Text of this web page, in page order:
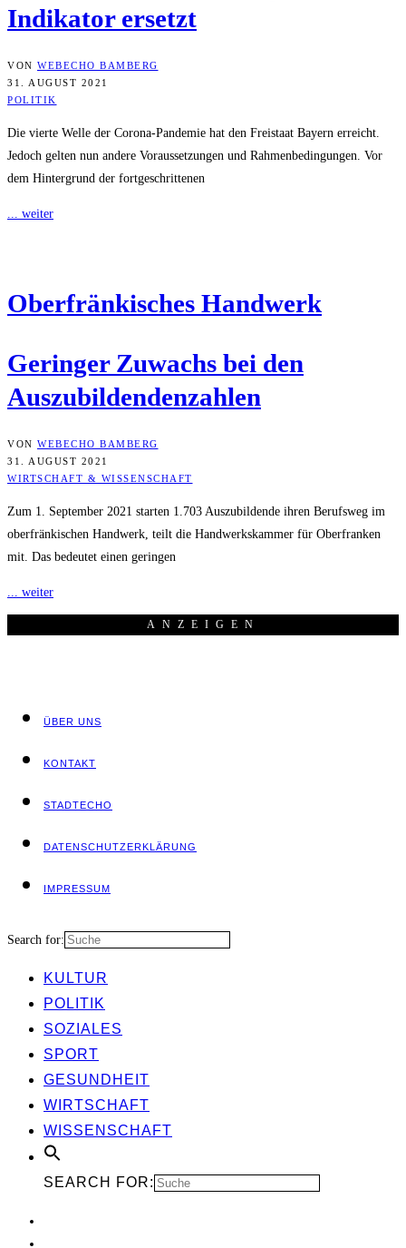
Indi­ka­tor ersetzt
VON WEBECHO BAMBERG
31. AUGUST 2021
POLITIK
Die vierte Welle der Corona-Pandemie hat den Freistaat Bayern erreicht.
Jedoch gelten nun andere Voraussetzungen und Rahmenbedingungen. Vor
dem Hintergrund der fortgeschrittenen
... weiter
Ober­frän­ki­sches Handwerk
Gerin­ger Zuwachs bei den
Auszubildendenzahlen
VON WEBECHO BAMBERG
31. AUGUST 2021
WIRTSCHAFT & WISSENSCHAFT
Zum 1. September 2021 starten 1.703 Auszubildende ihren Berufsweg im
oberfränkischen Handwerk, teilt die Handwerkskammer für Oberfranken
mit. Das bedeutet einen geringen
... weiter
ANZEI­GEN
ÜBER UNS
KON­TAKT
STADT­ECHO
DATEN­SCHUTZ­ER­KLÄ­RUNG
IMPRES­SUM
Search for:
KUL­TUR
POLI­TIK
SOZIA­LES
SPORT
GESUND­HEIT
WIRT­SCHAFT
WIS­SEN­SCHAFT
SEARCH FOR: